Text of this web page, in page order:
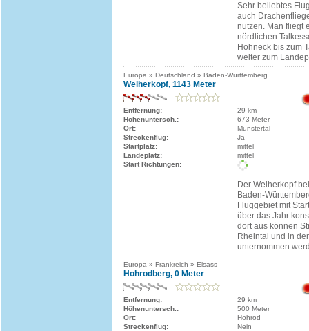
Sehr beliebtes
auch
nutzen. Man fliegt
nördlichen
Hohneck bis zum
weiter zum
Europa » Deutschland » Baden-Württemberg
Weiherkopf, 1143 Meter
Entfernung:
29 km
Höhenuntersch.:
673 Meter
Ort:
Münstertal
Streckenflug:
Ja
Startplatz:
mittel
Landeplatz:
mittel
Start Richtungen:
Der Weiherkopf
Baden-
Fluggebiet mit
über das Jahr
dort aus können
Rheintal und in
unternommen
Europa » Frankreich » Elsass
Hohrodberg, 0 Meter
Entfernung:
29 km
Höhenuntersch.:
500 Meter
Ort:
Hohrod
Streckenflug:
Nein